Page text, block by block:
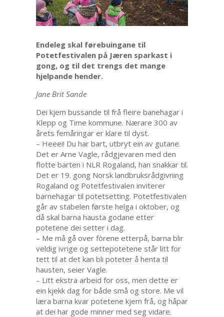
Endeleg skal førebuingane til
Potetfestivalen på Jæren sparkast i
gong, og til det trengs det mange
hjelpande hender.
Jane Brit Sande
Dei kjem bussande til frå fleire banehagar i
Klepp og Time kommune. Nærare 300 av
årets femåringar er klare til dyst.
– Heeei! Du har bart, utbryt ein av gutane.
Det er Arne Vagle, rådgjevaren med den
flotte barten i NLR Rogaland, han snakkar til.
Det er 19. gong Norsk landbruksrådgivning
Rogaland og Potetfestivalen inviterer
barnehagar til potetsetting. Potetfestivalen
går av stabelen første helga i oktober, og
då skal barna hausta godane etter
potetene dei setter i dag.
– Me må gå over fòrene etterpå, barna blir
veldig ivrige og settepotetene står litt for
tett til at det kan bli poteter å henta til
hausten, seier Vagle.
– Litt ekstra arbeid for oss, men dette er
ein kjekk dag for både små og store. Me vil
læra barna kvar potetene kjem frå, og håpar
at dei har gode minner med seg vidare.